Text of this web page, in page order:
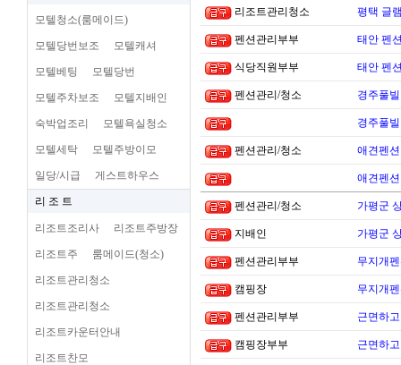
모텔청소(룸메이드)
모텔당번보조 모텔캐셔
모텔베팅 모텔당번
모텔주차보조 모텔지배인
숙박업조리 모텔욕실청소
모텔세탁 모텔주방이모
일당/시급 게스트하우스
리 조 트
리조트조리사 리조트주방장
리조트주 룸메이드(청소)
리조트관리청소
리조트관리청소
리조트카운터안내
리조트찬모
리조트관리청소 평택 글
펜션관리부부 태안 펜
식당직원부부 태안 펜
펜션관리/청소 경주풀
경주풀
펜션관리/청소 애견펜
애견펜
펜션관리/청소 가평군
지배인 가평군
펜션관리부부 무지개
캠핑장 무지개
펜션관리부부 근면하
캠핑장부부 근면하